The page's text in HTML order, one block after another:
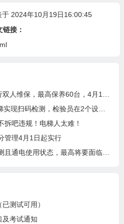
2024年10月19日16:00:45
接：
重磅！2025年4月起江苏电梯实现扫码检测，检验员在2个设区市检测或者月超80台将成重点关照对象
吧违规！电梯人太难！
管理4月1日起实行
测试可用）
及考试通知